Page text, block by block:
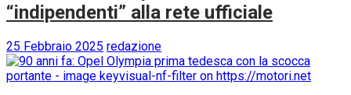
“indipendenti” alla rete ufficiale
25 Febbraio 2025 redazione